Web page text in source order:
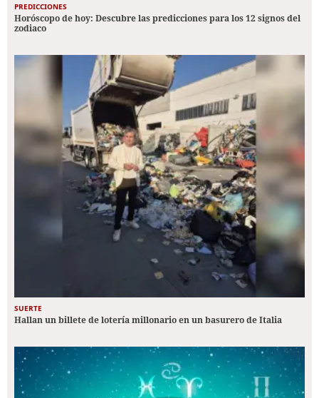
PREDICCIONES
Horóscopo de hoy: Descubre las predicciones para los 12 signos del
zodiaco
SUERTE
Hallan un billete de lotería millonario en un basurero de Italia